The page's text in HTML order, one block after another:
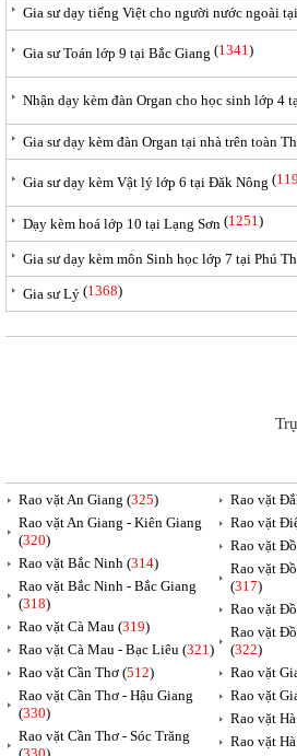
Gia sư dạy tiếng Việt cho người nước ngoài
Gia sư Toán lớp 9 tại Bắc Giang (1341)
Nhận dạy kèm đàn Organ cho học sinh lớp 4
Gia sư dạy kèm đàn Organ tại nhà trên toàn
Gia sư dạy kèm Vật lý lớp 6 tại Đăk Nông (
Dạy kèm hoá lớp 10 tại Lạng Sơn (1251)
Gia sư dạy kèm môn Sinh học lớp 7 tại Phú
Gia sư Lý (1368)
Rao vặt An Giang (325)
Rao vặt An Giang - Kiên Giang
(320)
Rao vặt Bắc Ninh (314)
Rao vặt Bắc Ninh - Bắc Giang
(318)
Rao vặt Cà Mau (319)
Rao vặt Cà Mau - Bạc Liêu (321)
Rao vặt Cần Thơ (512)
Rao vặt Cần Thơ - Hậu Giang
(330)
Rao vặt Cần Thơ - Sóc Trăng
Rao vặt
Rao vặt
Rao vặt
Rao vặt
(317)
Rao vặt
Rao vặt
(322)
Rao vặt
Rao vặt
Rao vặt
Rao vặt